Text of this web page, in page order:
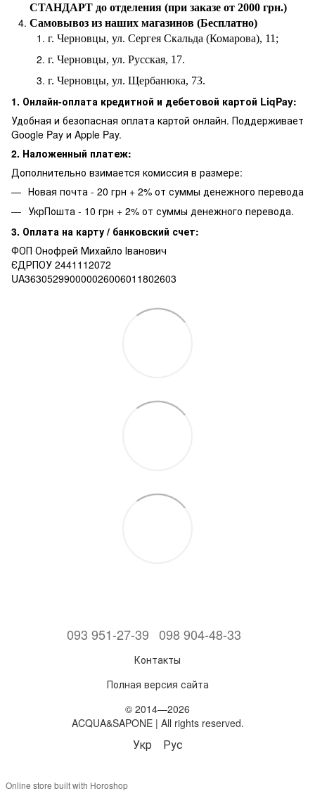
СТАНДАРТ до отделения (при заказе от 2000 грн.)
Самовывоз из наших магазинов (Бесплатно)
г. Черновцы, ул. Сергея Скальда (Комарова), 11;
г. Черновцы, ул. Русская, 17.
г. Черновцы, ул. Щербанюка, 73.
1. Онлайн-оплата кредитной и дебетовой картой LiqPay:
Удобная и безопасная оплата картой онлайн. Поддерживает
Google Pay и Apple Pay.
2. Наложенный платеж:
Дополнительно взимается комиссия в размере:
Новая почта - 20 грн + 2% от суммы денежного перевода
УкрПошта - 10 грн + 2% от суммы денежного перевода.
3. Оплата на карту / банковский счет:
ФОП Онофрей Михайло Іванович
ЄДРПОУ 2441112072
UA363052990000026006011802603
093 951-27-39 098 904-48-33
Контакты
Полная версия сайта
© 2014—2026
ACQUA&SAPONE | All rights reserved.
Укр Рус
Online store built with Horoshop